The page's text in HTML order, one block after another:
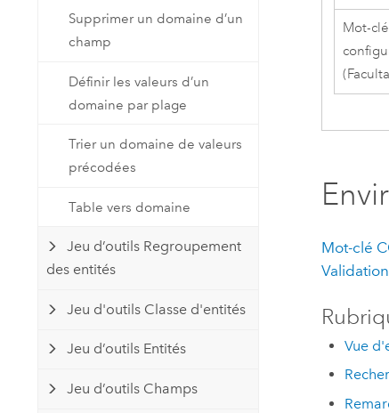
Supprimer un domaine d’un
champ
Définir les valeurs d’un
domaine par plage
Trier un domaine de valeurs
précodées
Table vers domaine
Jeu d’outils Regroupement
des entités
Jeu d'outils Classe d'entités
Jeu d’outils Entités
Jeu d’outils Champs
Mot-
Mot-clé
Vue